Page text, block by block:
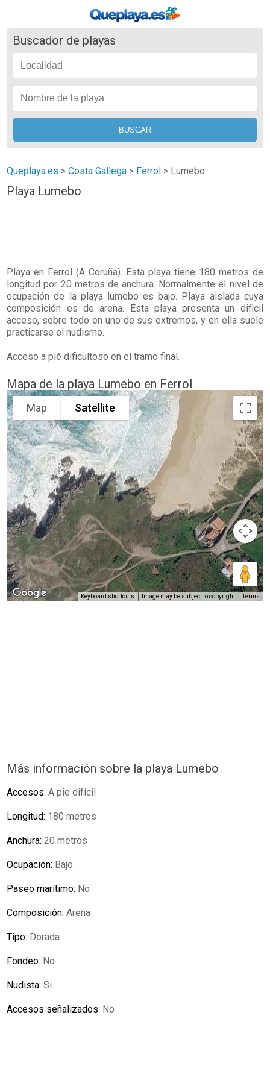
Buscador de playas
Queplaya.es >Costa Gallega > Ferrol > Lumebo
Playa Lumebo
Playa en Ferrol (A Coruña). Esta playa tiene 180 metros de
longitud por 20 metros de anchura. Normalmente el nivel de
ocupación de la playa lumebo es bajo. Playa aislada cuya
composición es de arena. Esta playa presenta un dificil
acceso, sobre todo en uno de sus extremos, y en ella suele
practicarse el nudismo.
Acceso a pié dificultoso en el tramo final.
Mapa de la playa Lumebo en Ferrol
Map Satellite
Keyboard shortcuts Image may be subject to copyright Terms
Más información sobre la playa Lumebo
Accesos:A pie difícil
Longitud: 180 metros
Anchura:20 metros
Ocupación: Bajo
Paseo marítimo: No
Composición:Arena
Tipo: Dorada
Fondeo: No
Nudista:Si
Accesos señalizados: No